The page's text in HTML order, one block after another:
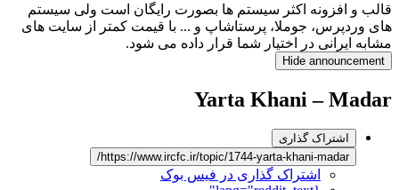
قالب و افزونه اکثر سیستم ها بصورت رایگان است ولی سیستم
های وردپرس، جوملا، پرستاشاپ و ... با قیمت کمتر از سایت های
مشابه ایرانی در اختیار شما قرار داده می شود.
Hide announcement
Yarta Khani – Madar
اشتراک گذاری
https://www.ircfc.ir/topic/1744-yarta-khani-madar/
اشتراک گذاری در فیس بوک